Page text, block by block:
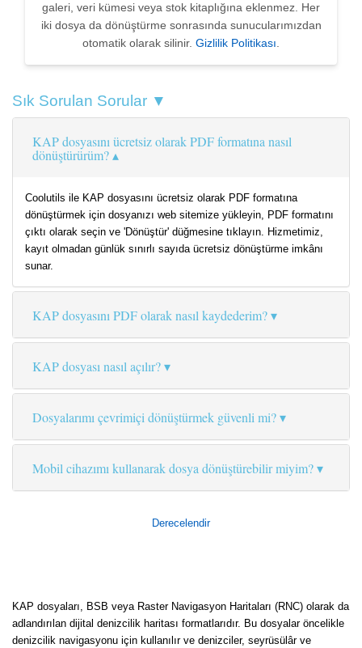
galeri, veri kümesi veya stok kitaplığına eklenmez. Her
iki dosya da dönüştürme sonrasında sunucularımızdan
otomatik olarak silinir. Gizlilik Politikası.
Sık Sorulan Sorular ▼
KAP dosyasını ücretsiz olarak PDF formatına nasıl
dönüştürürüm?
Coolutils ile KAP dosyasını ücretsiz olarak PDF formatına
dönüştürmek için dosyanızı web sitemize yükleyin, PDF formatını
çıktı olarak seçin ve 'Dönüştür' düğmesine tıklayın. Hizmetimiz,
kayıt olmadan günlük sınırlı sayıda ücretsiz dönüştürme imkânı
sunar.
KAP dosyasını PDF olarak nasıl kaydederim?
KAP dosyası nasıl açılır?
Dosyalarımı çevrimiçi dönüştürmek güvenli mi?
Mobil cihazımı kullanarak dosya dönüştürebilir miyim?
Derecelendir
KAP dosyaları, BSB veya Raster Navigasyon Haritaları (RNC) olarak da
adlandırılan dijital denizcilik haritası formatlarıdır. Bu dosyalar öncelikle
denizcilik navigasyonu için kullanılır ve denizciler, seyrüsülâr ve